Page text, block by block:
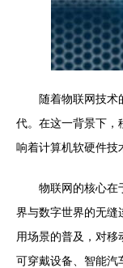
随着物联网技术
代。在这一背景下，
响着计算机软硬件技
物联网的核心在
界与数字世界的无缝
用场景的普及，对移
可穿戴设备、智能汽